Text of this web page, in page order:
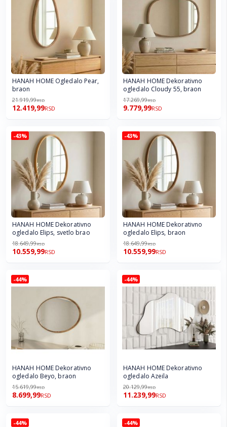
HANAH HOME Ogledalo Pear,
braon
21.919,99RSD
12.419,99RSD
HANAH HOME Dekorativno
ogledalo Cloudy 55, braon
17.269,99RSD
9.779,99RSD
-43%
HANAH HOME Dekorativno
ogledalo Elips, svetlo brao
18.649,99RSD
10.559,99RSD
-43%
HANAH HOME Dekorativno
ogledalo Elips, braon
18.649,99RSD
10.559,99RSD
-44%
HANAH HOME Dekorativno
ogledalo Beyo, braon
15.619,99RSD
8.699,99RSD
-44%
HANAH HOME Dekorativno
ogledalo Azeila
20.129,99RSD
11.239,99RSD
-44% -44%